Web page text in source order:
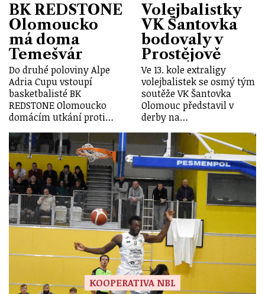
BK REDSTONE
Olomoucko
má doma
Temešvár
Do druhé poloviny Alpe
Adria Cupu vstoupí
basketbalisté BK
REDSTONE Olomoucko
domácím utkání proti…
Volejbalistky
VK Šantovka
bodovaly v
Prostějově
Ve 13. kole extraligy
volejbalistek se osmý tým
soutěže VK Šantovka
Olomouc představil v
derby na…
KOOPERATIVA NBL